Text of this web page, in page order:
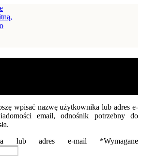
wpisać nazwę użytkownika lub adres e-
email, odnośnik potrzebny do
lub adres e-mail *Wymagane